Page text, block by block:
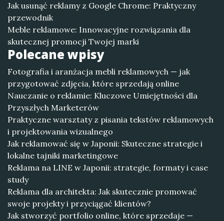
Jak usunąć reklamy z Google Chrome: Praktyczny
przewodnik
Meble reklamowe: Innowacyjne rozwiązania dla
skutecznej promocji Twojej marki
Polecane wpisy
Fotografia i aranżacja mebli reklamowych — jak
przygotować zdjęcia, które sprzedają online
Nauczanie o reklamie: Kluczowe Umiejętności dla
Przyszłych Marketerów
Praktyczne warsztaty z pisania tekstów reklamowych
i projektowania wizualnego
Jak reklamować się w Japonii: Skuteczne strategie i
lokalne tajniki marketingowe
Reklama na LINE w Japonii: strategie, formaty i case
study
Reklama dla architekta: Jak skutecznie promować
swoje projekty i przyciągać klientów?
Jak stworzyć portfolio online, które sprzedaje —